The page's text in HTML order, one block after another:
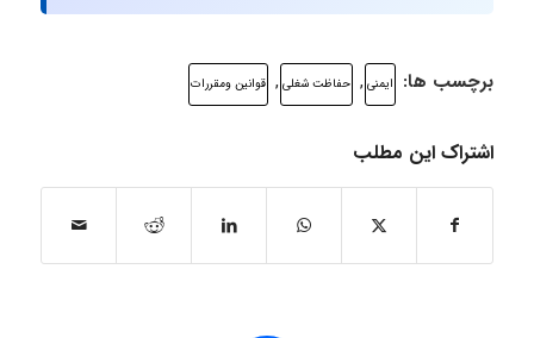
برچسب ها: ایمنی , حفاظت شغلی , قوانین ومقررات
اشتراک این مطلب